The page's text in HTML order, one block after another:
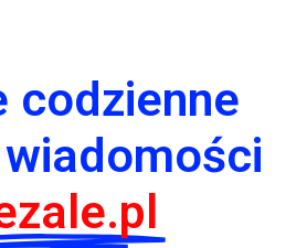
codzienne
wiadomości